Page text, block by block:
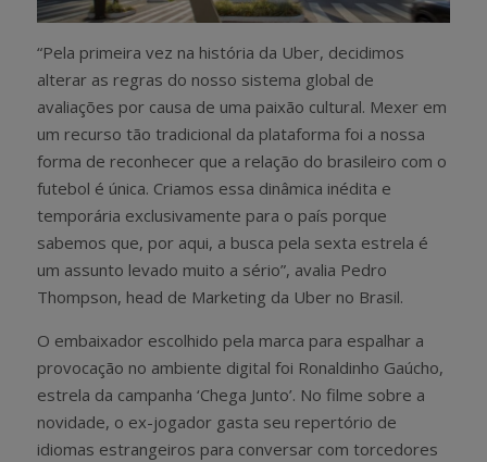
“Pela primeira vez na história da Uber, decidimos
alterar as regras do nosso sistema global de
avaliações por causa de uma paixão cultural. Mexer em
um recurso tão tradicional da plataforma foi a nossa
forma de reconhecer que a relação do brasileiro com o
futebol é única. Criamos essa dinâmica inédita e
temporária exclusivamente para o país porque
sabemos que, por aqui, a busca pela sexta estrela é
um assunto levado muito a sério”, avalia Pedro
Thompson, head de Marketing da Uber no Brasil.
O embaixador escolhido pela marca para espalhar a
provocação no ambiente digital foi Ronaldinho Gaúcho,
estrela da campanha ‘Chega Junto’. No filme sobre a
novidade, o ex-jogador gasta seu repertório de
idiomas estrangeiros para conversar com torcedores